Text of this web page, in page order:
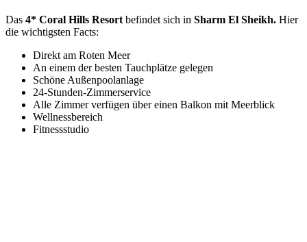
Das 4* Coral Hills Resort befindet sich in Sharm El Sheikh. Hier
die wichtigsten Facts:
Direkt am Roten Meer
An einem der besten Tauchplätze gelegen
Schöne Außenpoolanlage
24-Stunden-Zimmerservice
Alle Zimmer verfügen über einen Balkon mit Meerblick
Wellnessbereich
Fitnessstudio